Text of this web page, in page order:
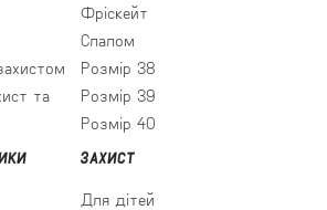
та
Фріскейт
Слалом
Розмір 38
Розмір 39
Розмір 40
ЗАХИСТ
Для дітей